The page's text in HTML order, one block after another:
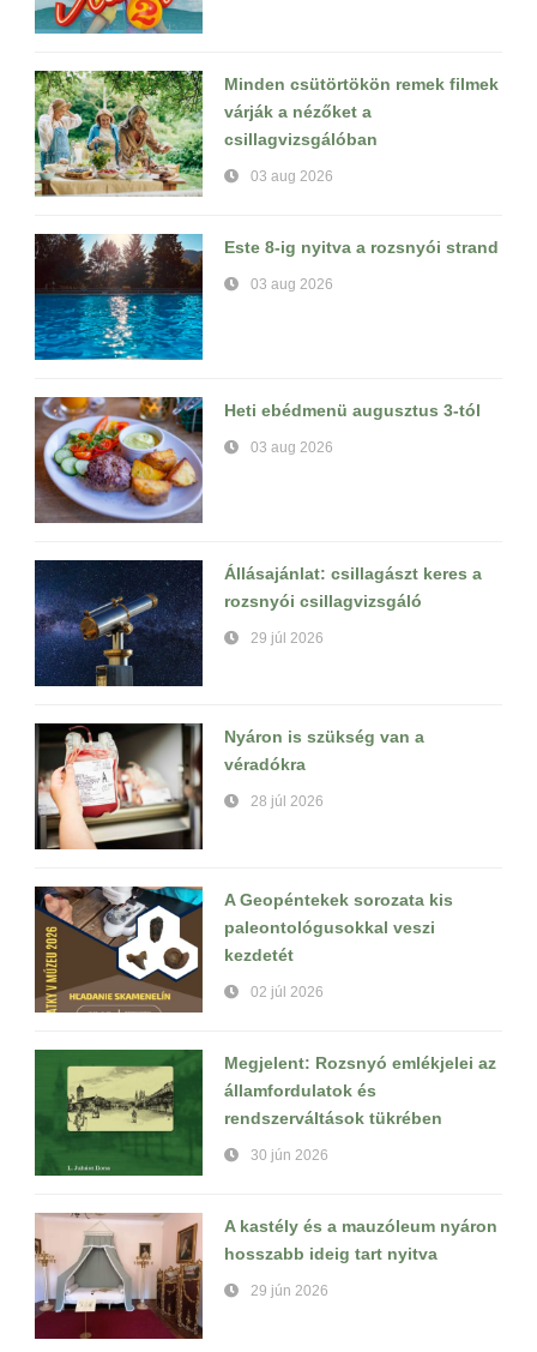
Minden csütörtökön remek filmek
várják a nézőket a
csillagvizsgálóban
03 aug 2026
Este 8-ig nyitva a rozsnyói strand
03 aug 2026
Heti ebédmenü augusztus 3-tól
03 aug 2026
Állásajánlat: csillagászt keres a
rozsnyói csillagvizsgáló
29 júl 2026
Nyáron is szükség van a
véradókra
28 júl 2026
A Geopéntekek sorozata kis
paleontológusokkal veszi
kezdetét
02 júl 2026
Megjelent: Rozsnyó emlékjelei az
államfordulatok és
rendszerváltások tükrében
30 jún 2026
A kastély és a mauzóleum nyáron
hosszabb ideig tart nyitva
29 jún 2026